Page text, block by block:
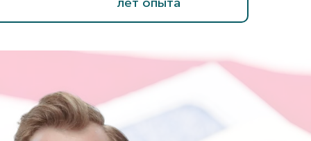
лет опыта